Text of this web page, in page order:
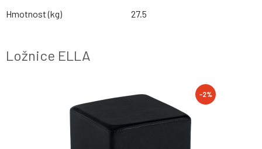
Hmotnost (kg) 27.5
Ložnice ELLA
-2%